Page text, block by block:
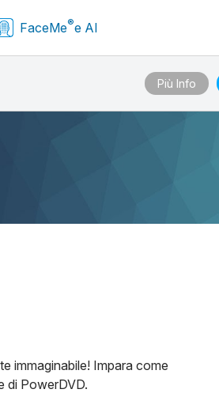
FaceMe®e AI
Più Info
immaginabile! Impara come
di PowerDVD.